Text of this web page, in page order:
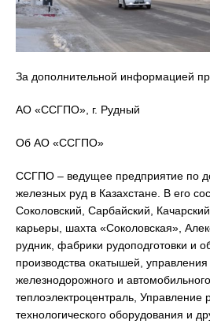
За дополнительной информацией
АО «ССГПО», г. Рудный
Об АО «ССГПО»
ССГПО – ведущее предприятие по
железных руд в Казахстане. В его
Соколовский, Сарбайский,
карьеры, шахта «Соколовская»,
рудник, фабрики рудоподготовки и
производства окатышей, управления
железнодорожного и автомобильного
теплоэлектроцентраль, Управление
технологического оборудования и